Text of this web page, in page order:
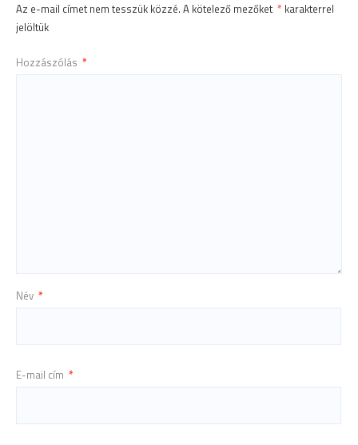
Az e-mail címet nem tesszük közzé. A kötelező mezőket * karakterrel
jelöltük
Hozzászólás *
Név *
E-mail cím *